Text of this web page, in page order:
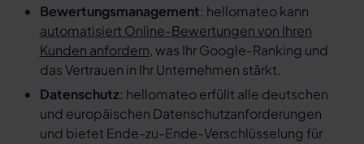
Bewertungsmanagement: hellomateo kann
automatisiert Online-Bewertungen von Ihren
Kunden anfordern, was Ihr Google-Ranking und
das Vertrauen in Ihr Unternehmen stärkt.
Datenschutz: hellomateo erfüllt alle deutschen
und europäischen Datenschutzanforderungen
und bietet Ende-zu-Ende-Verschlüsselung für